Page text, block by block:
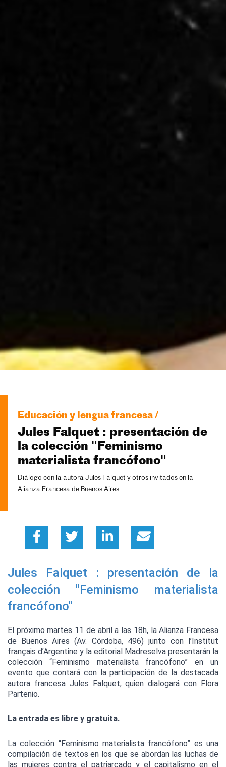
Educación y lengua francesa /
Jules Falquet : presentación de
la colección "Feminismo
materialista francófono"
Diálogo con la autora Jules Falquet y otros invitados en la
Alianza Francesa de Buenos Aires
Jules Falquet : presentación de la
colección "Feminismo materialista
francófono"
El próximo martes 11 de abril a las 18h, la Alianza Francesa
de Buenos Aires (Av. Córdoba, 496) junto con l’Institut
français d’Argentine y la editorial Madreselva presentarán la
colección “Feminismo materialista francófono” en un
evento que contará con la participación de la destacada
autora francesa Jules Falquet, quien dialogará con Flora
Partenio.
La entrada es libre y gratuita.
La colección “Feminismo materialista francófono” es una
compilación de textos en los que se abordan las luchas de
las mujeres contra el patriarcado y el capitalismo en el